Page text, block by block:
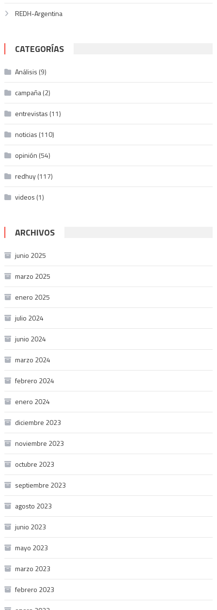
REDH-Argentina
CATEGORÍAS
Análisis (9)
campaña(2)
entrevistas (11)
noticias (110)
opinión (54)
redhuy(117)
videos (1)
ARCHIVOS
junio 2025
marzo 2025
enero 2025
julio 2024
junio 2024
marzo 2024
febrero 2024
enero 2024
diciembre 2023
noviembre 2023
octubre 2023
septiembre 2023
agosto 2023
junio 2023
mayo 2023
marzo 2023
febrero 2023